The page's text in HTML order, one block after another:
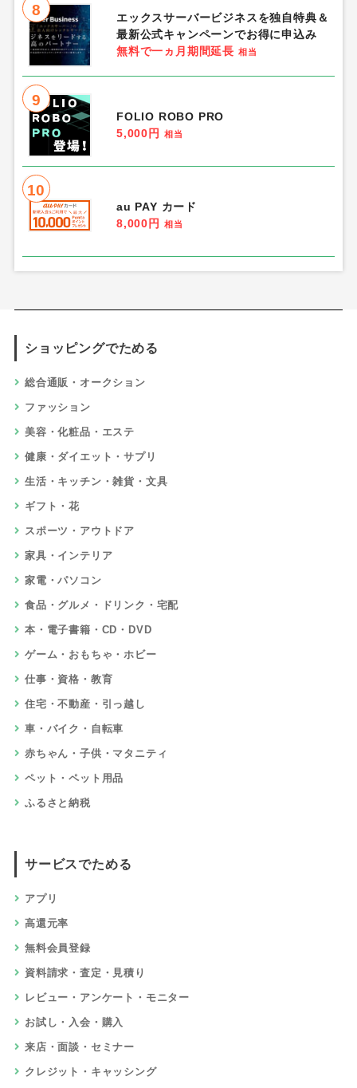
8
エックスサーバービジネスを独自特典＆
最新公式キャンペーンでお得に申込み
無料で一ヵ月期間延長 相当
9
FOLIO ROBO PRO
5,000円
相当
10
au PAY カード
8,000円
相当
ショッピングでためる
総合通販・オークション
ファッション
美容・化粧品・エステ
健康・ダイエット・サプリ
生活・キッチン・雑貨・文具
ギフト・花
スポーツ・アウトドア
家具・インテリア
家電・パソコン
食品・グルメ・ドリンク・宅配
本・電子書籍・CD・DVD
ゲーム・おもちゃ・ホビー
仕事・資格・教育
住宅・不動産・引っ越し
車・バイク・自転車
赤ちゃん・子供・マタニティ
ペット・ペット用品
ふるさと納税
サービスでためる
アプリ
高還元率
無料会員登録
資料請求・査定・見積り
レビュー・アンケート・モニター
お試し・入会・購入
来店・面談・セミナー
クレジット・キャッシング